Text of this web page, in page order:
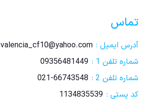
تماس
آدرس ایمیل : valencia_cf10@yahoo.com
شماره تلفن 1 :
09356481449
شماره تلفن 2 :
021-66743548
کد پستی : 1134835539